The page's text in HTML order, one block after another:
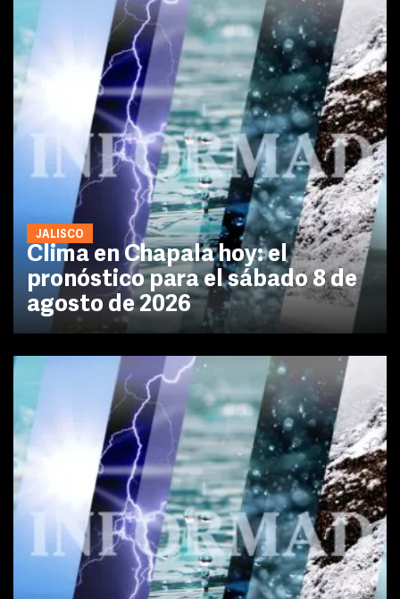
JALISCO
Clima en Chapala hoy: el
pronóstico para el sábado 8 de
agosto de 2026